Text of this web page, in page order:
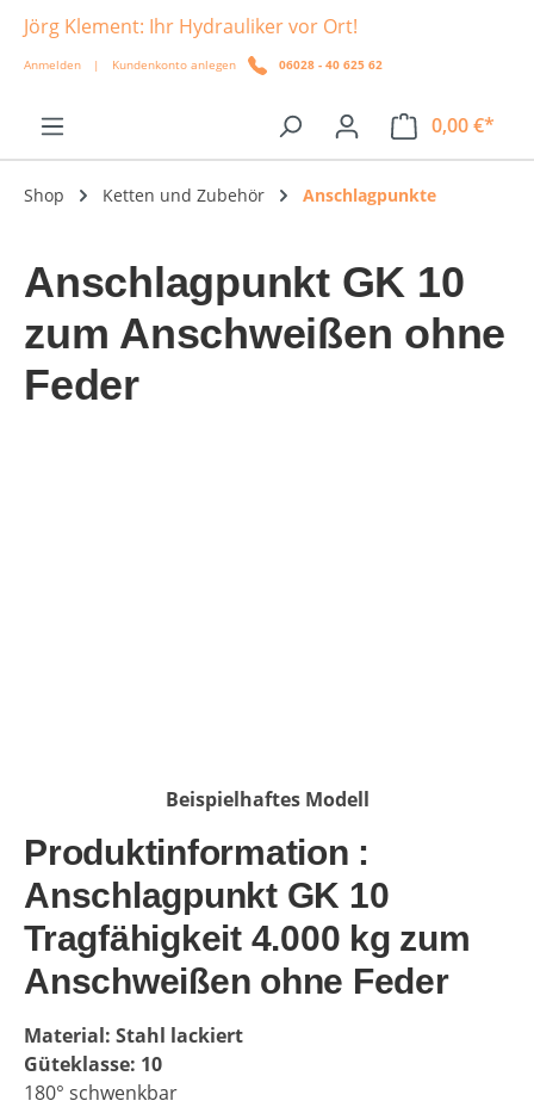
springen
Jörg Klement: Ihr Hydrauliker vor Ort!
Anmelden | Kundenkonto anlegen 06028 - 40 625 62
0,00 €*
Shop Ketten und Zubehör Anschlagpunkte
Anschlagpunkt GK 10
zum Anschweißen ohne
Feder
Beispielhaftes Modell
Produktinformation :
Anschlagpunkt GK 10
Tragfähigkeit 4.000 kg zum
Anschweißen ohne Feder
Material: Stahl lackiert
Güteklasse: 10
180° schwenkbar